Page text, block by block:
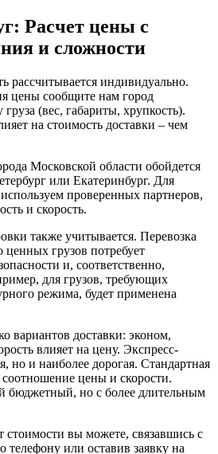
Расчет цены с
и сложности
рассчитывается индивидуально.
цены сообщите нам город
(вес, габариты, хрупкость).
на стоимость доставки – чем
Московской области обойдется
или Екатеринбург. Для
проверенных партнеров,
и скорость.
также учитывается. Перевозка
грузов потребует
и, соответственно,
для грузов, требующих
режима, будет применена
вариантов доставки: эконом,
влияет на цену. Экспресс-
но и наиболее дорогая. Стандартная
соотношение цены и скорости.
бюджетный, но с более длительным
стоимости вы можете, связавшись с
или оставив заявку на